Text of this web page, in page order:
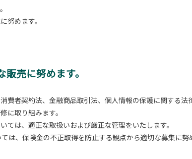
努めます。
売に努めます。
者契約法、金融商品取引法、個人情報の保護に関する法
に取り組みます。
ては、適正な取扱いおよび厳正な管理をいたします。
は、保険金の不正取得を防止する観点から適切な募集に努